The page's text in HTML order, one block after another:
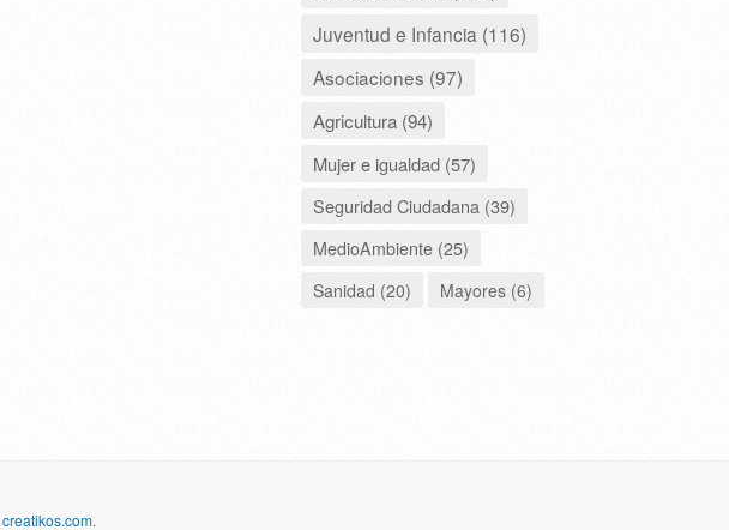
Juventud e Infancia (116)
Asociaciones (97)
Agricultura (94)
Mujer e igualdad (57)
Seguridad Ciudadana (39)
MedioAmbiente (25)
Sanidad (20)
Mayores (6)
creatikos.com.